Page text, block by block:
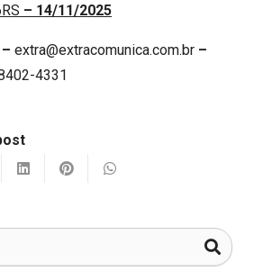
– 14/11/2025
– extra@extracomunica.com.br –
/ 98402-4331